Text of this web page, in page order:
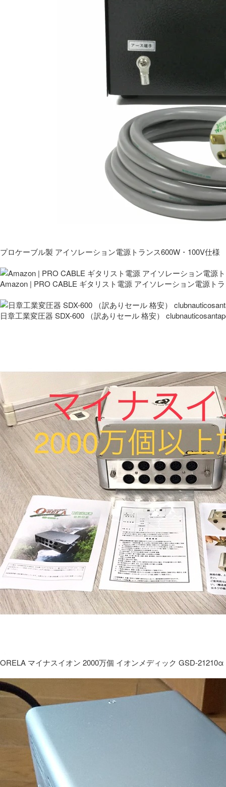
プロケーブル製 アイソレーション電源トランス600W・100V仕様
Amazon | PRO CABLE ギタリスト電源 アイソレーション電源ト
日章工業変圧器 SDX-600 （訳ありセール 格安）
ORELA マイナスイオン 2000万個 イオンメディック GSD-21210α